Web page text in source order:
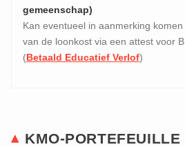
gemeenschap)
Kan eventueel in aanmerking
van de loonkost via een attest voor
(Betaald Educatief Verlof)
KMO-PORTEFEUILLE